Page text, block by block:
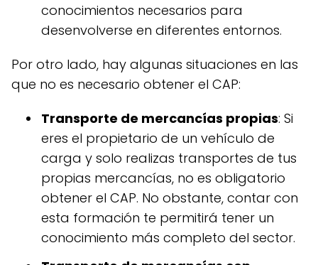
conocimientos necesarios para
desenvolverse en diferentes entornos.
Por otro lado, hay algunas situaciones en las
que no es necesario obtener el CAP:
Transporte de mercancías propias: Si
eres el propietario de un vehículo de
carga y solo realizas transportes de tus
propias mercancías, no es obligatorio
obtener el CAP. No obstante, contar con
esta formación te permitirá tener un
conocimiento más completo del sector.